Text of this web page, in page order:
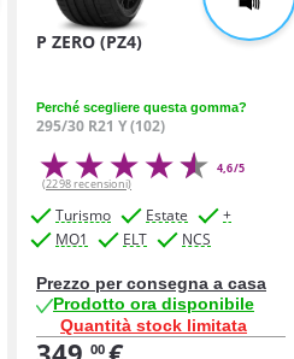
P ZERO (PZ4)
Perché scegliere questa gomma?
295/30 R21 Y (102)
4,6/5
(2298 recensioni)
Turismo Estate
+
MO1
ELT NCS
Prezzo per consegna a casa
Prodotto ora disponibile
Quantità stock limitata
00